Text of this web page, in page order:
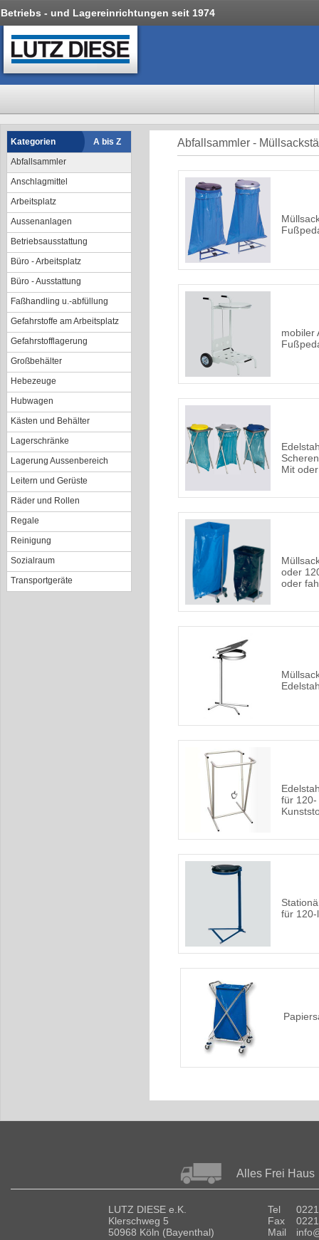
Betriebs - und Lagereinrichtungen seit 1974
Kategorien
A bis Z
Abfallsammler
Anschlagmittel
Arbeitsplatz
Aussenanlagen
Betriebsausstattung
Büro - Arbeitsplatz
Büro - Ausstattung
Faßhandling u.-abfüllung
Gefahrstoffe am Arbeitsplatz
Gefahrstofflagerung
Großbehälter
Hebezeuge
Hubwagen
Kästen und Behälter
Lagerschränke
Lagerung Aussenbereich
Leitern und Gerüste
Räder und Rollen
Regale
Reinigung
Sozialraum
Transportgeräte
Abfallsammler -
mobiler
Mit
oder
oder
für
für 120-
Alles Frei Haus
LUTZ DIESE e.K.
Klerschweg 5
50968 Köln (Bayenthal)
Tel
Fax
Mail